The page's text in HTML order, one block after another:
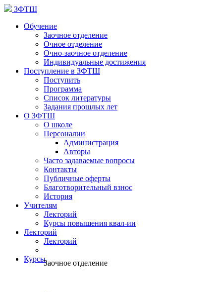
ЗФТШ
Обучение
Заочное отделение
Очное отделение
Очно-заочное отделение
Индивидуальные достижения
Поступление в ЗФТШ
Поступить
Программа
Список литературы
Задания прошлых лет
О ЗФТШ
О школе
Персоналии
Администрация
Авторы
Часто задаваемые вопросы
Контакты
Публичные оферты
Благотворительный взнос
История
Учителям
Лекторий
Курсы повышения квал-ии
Лекторий
Лекторий
КурсыЗаочное отделение